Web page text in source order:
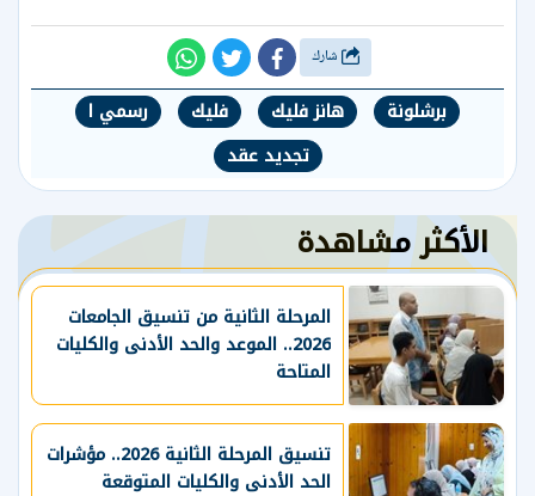
برشلونة هانز فليك فليك
رسمي ا
تجديد عقد
الأكثر مشاهدة
المرحلة الثانية من تنسيق الجامعات
2026.. الموعد والحد الأدنى والكليات
المتاحة
تنسيق المرحلة الثانية 2026.. مؤشرات
الحد الأدنى والكليات المتوقعة